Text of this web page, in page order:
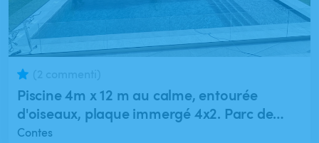
Piscine 4m x 12 m au calme, entourée
d'oiseaux, plaque immergé 4x2. Parc de
jeux pour enfants. Gazon de 400 m2 avec
Contes